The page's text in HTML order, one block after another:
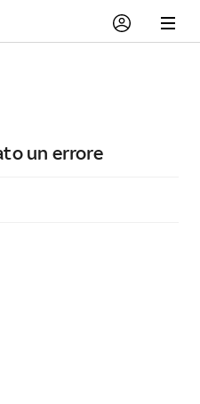
un errore